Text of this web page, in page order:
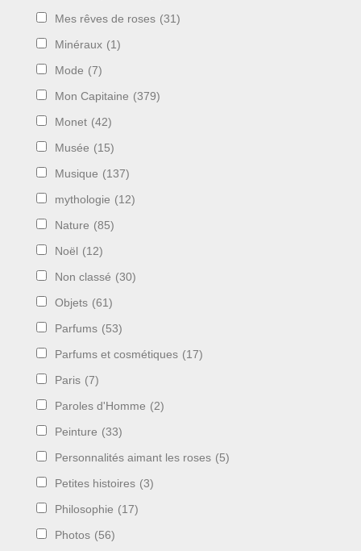
Mes rêves de roses (31)
Minéraux (1)
Mode (7)
Mon Capitaine (379)
Monet (42)
Musée (15)
Musique (137)
mythologie (12)
Nature (85)
Noël (12)
Non classé (30)
Objets (61)
Parfums (53)
Parfums et cosmétiques (17)
Paris (7)
Paroles d'Homme (2)
Peinture (33)
Personnalités aimant les roses (5)
Petites histoires (3)
Philosophie (17)
Photos (56)